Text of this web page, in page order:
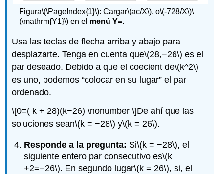
Figura\(\PageIndex{1}\): Cargar\(ac/X\), o\(-728/X\)\
(\mathrm{Y1}\) en el menú Y=.
Usa las teclas de flecha arriba y abajo para
desplazarte. Tenga en cuenta que\(28,−26\) es el
par deseado. Debido a que el coecient de\(k^2\)
es uno, podemos “colocar en su lugar” el par
ordenado.
\[0=( k + 28)(k−26) \nonumber \]De ahí que las
soluciones sean\(k = −28\) y\(k = 26\).
Responde a la pregunta: Si\(k = −28\), el
siguiente entero par consecutivo es\(k
+2=−26\). En segundo lugar\(k = 26\), si, el